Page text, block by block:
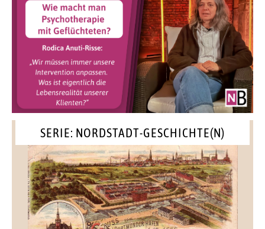
SERIE: NORDSTADT-GESCHICHTE(N)